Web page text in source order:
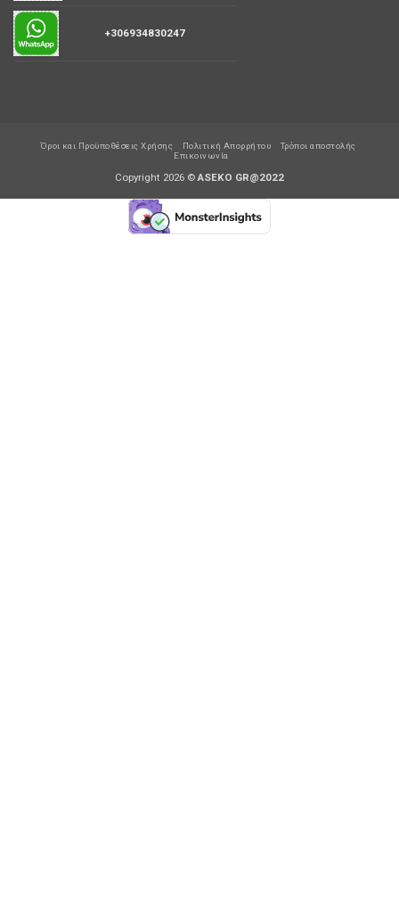
+306934830247
Όροι και Προϋποθέσεις Χρήσης Πολιτική Απορρήτου
Τρόποι αποστολής
Επικοινωνία
Copyright 2026 ©ASEKO GR@2022